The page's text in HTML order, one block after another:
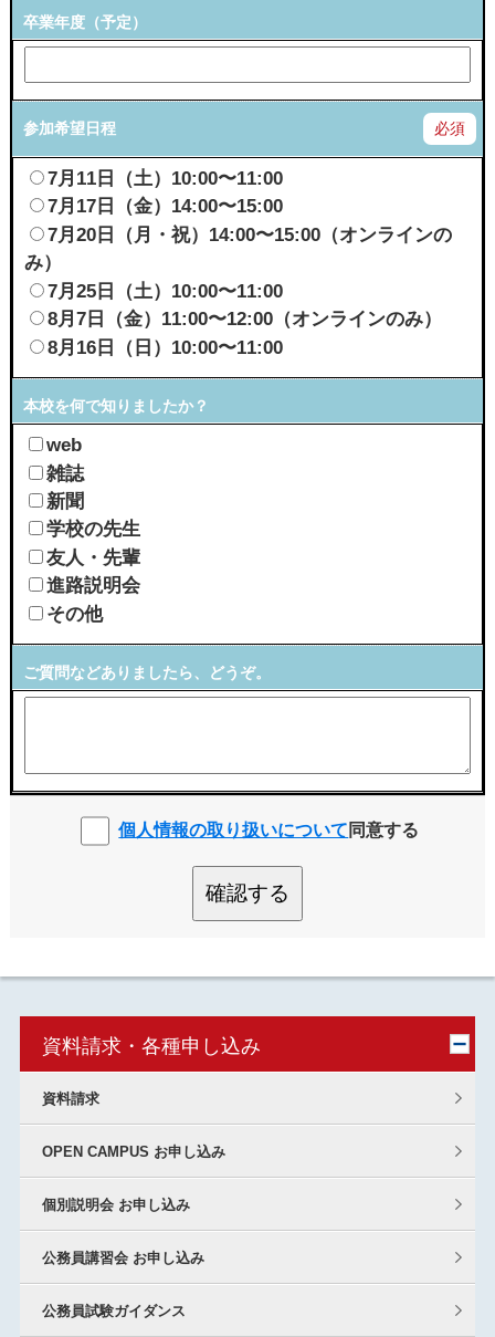
卒業年度（予定）
参加希望日程 必須
7月11日（土）10:00〜11:00
7月17日（金）14:00〜15:00
7月20日（月・祝）14:00〜15:00（オンラインの
み）
7月25日（土）10:00〜11:00
8月7日（金）11:00〜12:00（オンラインのみ）
8月16日（日）10:00〜11:00
本校を何で知りましたか？
web
雑誌
新聞
学校の先生
友人・先輩
進路説明会
その他
ご質問などありましたら、どうぞ。
個人情報の取り扱いについて 同意する
確認する
資料請求・各種申し込み
資料請求
OPEN CAMPUS お申し込み
個別説明会 お申し込み
公務員講習会 お申し込み
公務員試験ガイダンス